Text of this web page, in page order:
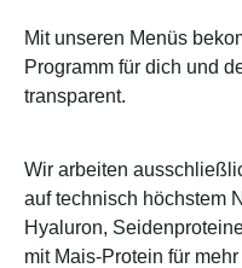
Mit unseren Menüs
Programm für dich und
transparent.
Wir arbeiten
auf technisch höchstem
Hyaluron,
mit Mais-Protein für